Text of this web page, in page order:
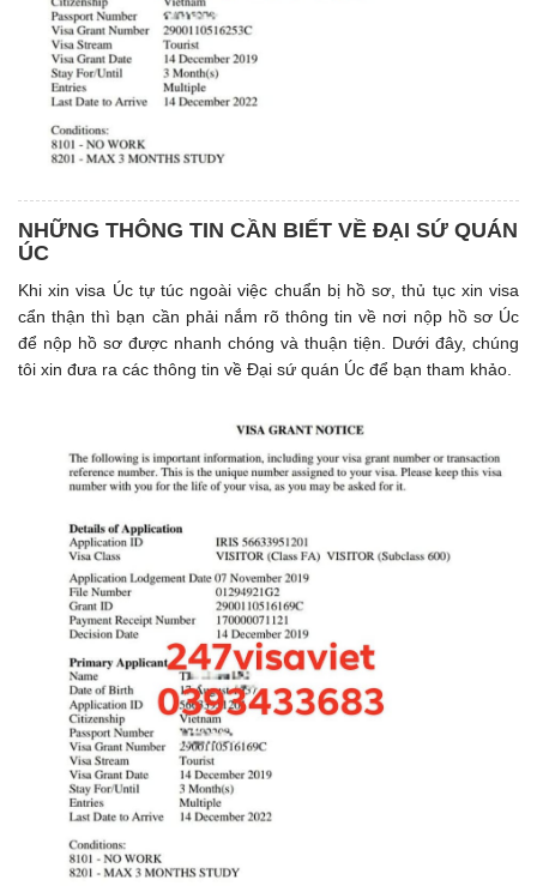
NHỮNG THÔNG TIN CẦN BIẾT VỀ ĐẠI SỨ QUÁN
ÚC
Khi xin visa Úc tự túc ngoài việc chuẩn bị hồ sơ, thủ tục xin visa
cẩn thận thì bạn cần phải nắm rõ thông tin về nơi nộp hồ sơ Úc
để nộp hồ sơ được nhanh chóng và thuận tiện. Dưới đây, chúng
tôi xin đưa ra các thông tin về Đại sứ quán Úc để bạn tham khảo.